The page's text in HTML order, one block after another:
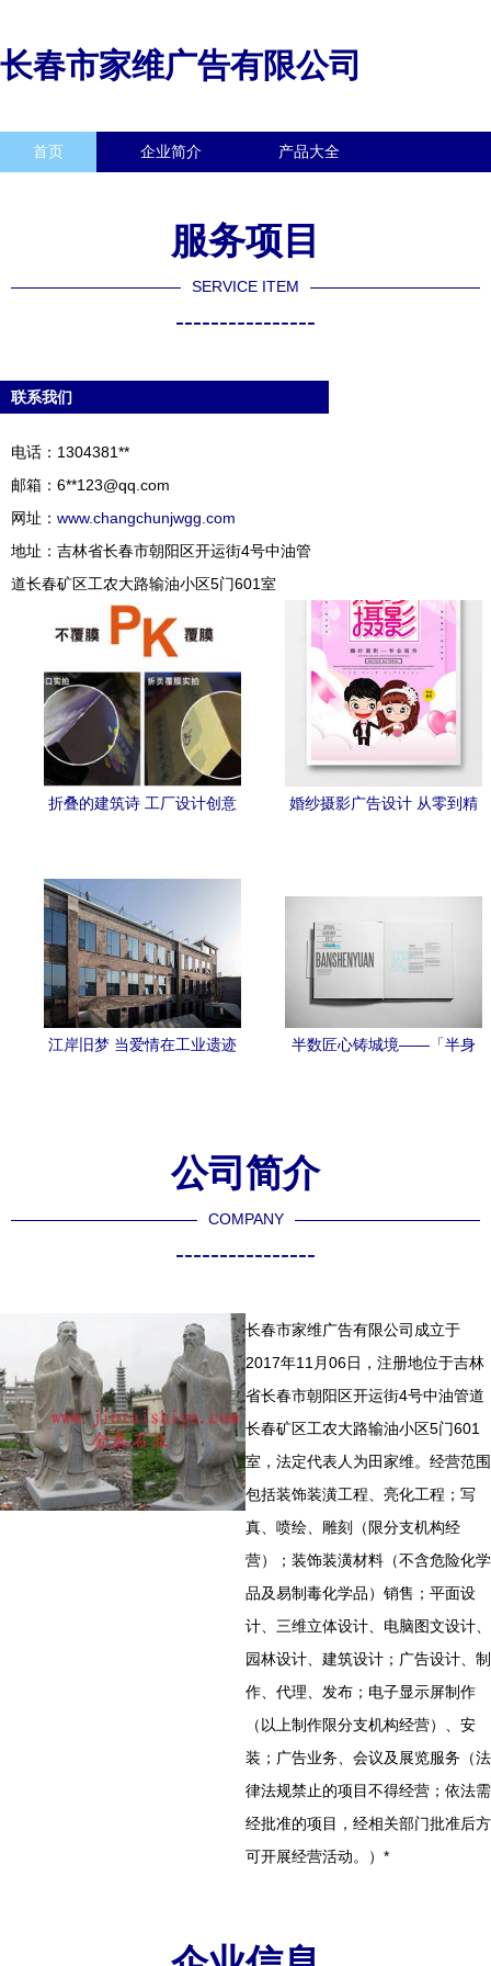
长春市家维广告有限公司
首页 企业简介 产品大全
服务项目
SERVICE ITEM
----------------
联系我们
电话：1304381**
邮箱：6**123@qq.com
网址： www.changchunjwgg.com
地址：吉林省长春市朝阳区开运街4号中油管
道长春矿区工农大路输油小区5门601室
折叠的建筑诗 工厂设计创意
婚纱摄影广告设计 从零到精
江岸旧梦 当爱情在工业遗迹
半数匠心铸城境——「半身
公司简介
COMPANY
----------------
长春市家维广告有限公司成立于
2017年11月06日，注册地位于吉林
省长春市朝阳区开运街4号中油管道
长春矿区工农大路输油小区5门601
室，法定代表人为田家维。经营范围
包括装饰装潢工程、亮化工程；写
真、喷绘、雕刻（限分支机构经
营）；装饰装潢材料（不含危险化学
品及易制毒化学品）销售；平面设
计、三维立体设计、电脑图文设计、
园林设计、建筑设计；广告设计、制
作、代理、发布；电子显示屏制作
（以上制作限分支机构经营）、安
装；广告业务、会议及展览服务（法
律法规禁止的项目不得经营；依法需
经批准的项目，经相关部门批准后方
可开展经营活动。）*